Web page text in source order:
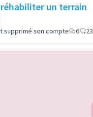
un terrain
supprimé son compte 6 23